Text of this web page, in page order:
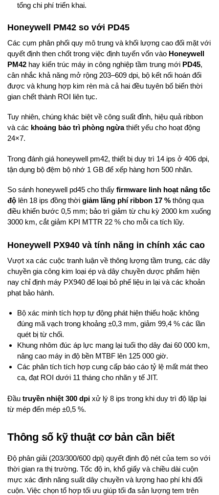
tổng chi phí triển khai.
Honeywell PM42 so với PD45
Các cụm phân phối quy mô trung và khối lượng cao đối mặt với
quyết định then chốt trong việc định tuyến vốn vào Honeywell
PM42 hay kiến trúc máy in công nghiệp tầm trung mới PD45,
cân nhắc khả năng mở rộng 203–609 dpi, bộ kết nối hoán đổi
được và khung hợp kim rèn mà cả hai đều tuyên bố biến thời
gian chết thành ROI liên tục.
Tuy nhiên, chúng khác biệt về công suất đỉnh, hiệu quả ribbon
và các khoảng bảo trì phòng ngừathiết yếu cho hoạt động
24×7.
Trong đánh giá honeywell pm42, thiết bị duy trì 14 ips ở 406 dpi,
tận dụng bộ đệm bộ nhớ 1 GB để xếp hàng hơn 500 nhãn.
So sánh honeywell pd45 cho thấy firmware linh hoạt nâng tốc
độ lên 18 ips đồng thời giảm lãng phí ribbon 17 % thông qua
điều khiển bước 0,5 mm; bảo trì giảm từ chu kỳ 2000 km xuống
3000 km, cắt giảm KPI MTTR 22 % cho mỗi ca tích lũy.
Honeywell PX940 và tính năng in chính xác cao
Vượt xa các cuộc tranh luận về thông lượng tầm trung, các dây
chuyền gia công kim loại ép và dây chuyền dược phẩm hiện
nay chỉ định máy PX940 để loại bỏ phế liệu in lại và các khoản
phạt bảo hành.
Bộ xác minh tích hợp tự động phát hiện thiếu hoặc không
đúng mã vạch trong khoảng ±0,3 mm, giảm 99,4 % các lần
quét bị từ chối.
Khung nhôm đúc áp lực mang lại tuổi thọ dây đai 60 000 km,
nâng cao máy in độ bền MTBF lên 125 000 giờ.
Các phân tích tích hợp cung cấp báo cáo tỷ lệ mất mát theo
ca, đạt ROI dưới 11 tháng cho nhãn y tế JIT.
Đầu truyền nhiệt 300 dpi xử lý 8 ips trong khi duy trì độ lặp lại
từ mép đến mép ±0,5 %.
Thông số kỹ thuật cơ bản cần biết
Độ phân giải (203/300/600 dpi) quyết định độ nét của tem so với
thời gian ra thị trường. Tốc độ in, khổ giấy và chiều dài cuộn
mực xác định năng suất dây chuyền và lượng hao phí khi đổi
cuộn. Việc chọn tổ hợp tối ưu giúp tối đa sản lượng tem trên